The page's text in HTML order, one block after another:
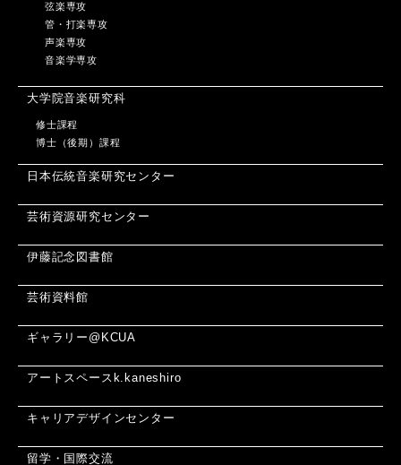
弦楽専攻
管・打楽専攻
声楽専攻
音楽学専攻
大学院音楽研究科
修士課程
博士（後期）課程
日本伝統音楽研究センター
芸術資源研究センター
伊藤記念図書館
芸術資料館
ギャラリー@KCUA
アートスペースk.kaneshiro
キャリアデザインセンター
留学・国際交流